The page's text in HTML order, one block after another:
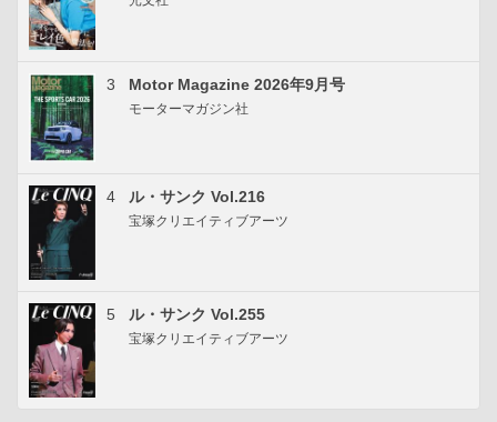
3 Motor Magazine 2026年9月号
モーターマガジン社
4 ル・サンク Vol.216
宝塚クリエイティブアーツ
5 ル・サンク Vol.255
宝塚クリエイティブアーツ